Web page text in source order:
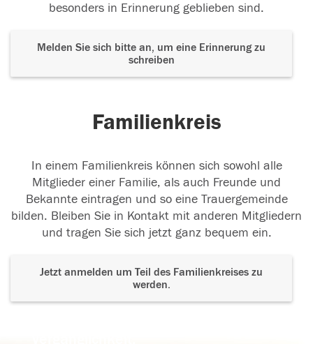
besonders in Erinnerung geblieben sind.
Melden Sie sich bitte an, um eine Erinnerung zu
schreiben
Familienkreis
In einem Familienkreis können sich sowohl alle
Mitglieder einer Familie, als auch Freunde und
Bekannte eintragen und so eine Trauergemeinde
bilden. Bleiben Sie in Kontakt mit anderen Mitgliedern
und tragen Sie sich jetzt ganz bequem ein.
Jetzt anmelden um Teil des Familienkreises zu
werden.